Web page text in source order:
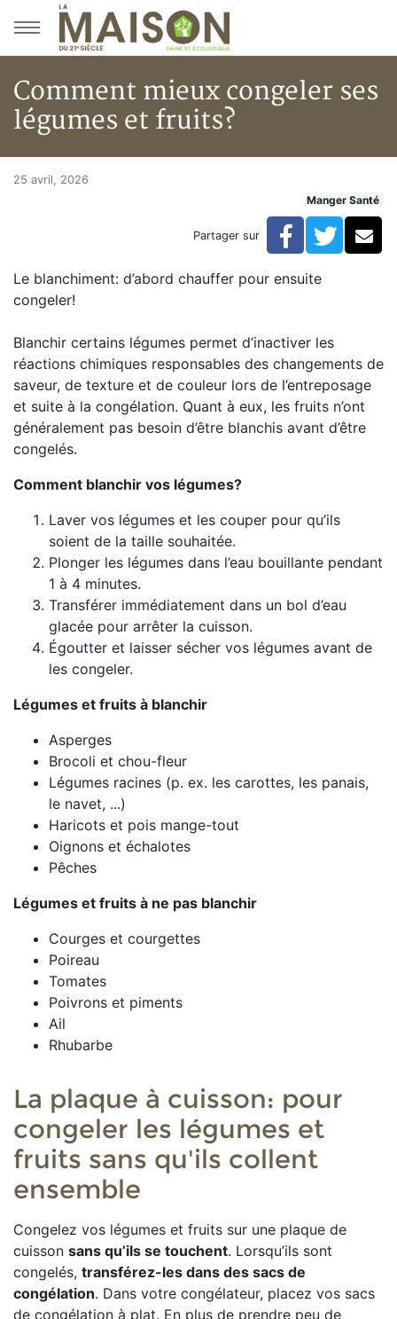
Aller au menu principal
Aller au contenu principal
Comment mieux congeler ses
légumes et fruits?
Accueil
Comment mieux congeler ses légumes et fruits?
Comment mieux congeler
25 avril, 2026
Manger Santé
Partager sur Facebook
Le blanchiment: d’abord chauffer pour ensuite
congeler!
Blanchir certains légumes permet d’inactiver les
réactions chimiques responsables des changements de
saveur, de texture et de couleur lors de l’entreposage
et suite à la congélation. Quant à eux, les fruits n’ont
généralement pas besoin d’être blanchis avant d’être
congelés.
Comment blanchir vos légumes?
Laver vos légumes et les couper pour qu’ils
soient de la taille souhaitée.
Plonger les légumes dans l’eau bouillante pendant
1 à 4 minutes.
Transférer immédiatement dans un bol d’eau
glacée pour arrêter la cuisson.
Égoutter et laisser sécher vos légumes avant de
les congeler.
Légumes et fruits à blanchir
Asperges
Brocoli et chou-fleur
Légumes racines (p. ex. les carottes, les panais,
le navet, ...)
Haricots et pois mange-tout
Oignons et échalotes
Pêches
Légumes et fruits à ne pas blanchir
Courges et courgettes
Poireau
Tomates
Poivrons et piments
Ail
Rhubarbe
La plaque à cuisson: pour
congeler les légumes et
fruits sans qu'ils collent
ensemble
Congelez vos légumes et fruits sur une plaque de
cuisson sans qu’ils se touchent. Lorsqu’ils sont
congelés, transférez-les dans des sacs de
congélation. Dans votre congélateur, placez vos sacs
de congélation à plat. En plus de prendre peu de